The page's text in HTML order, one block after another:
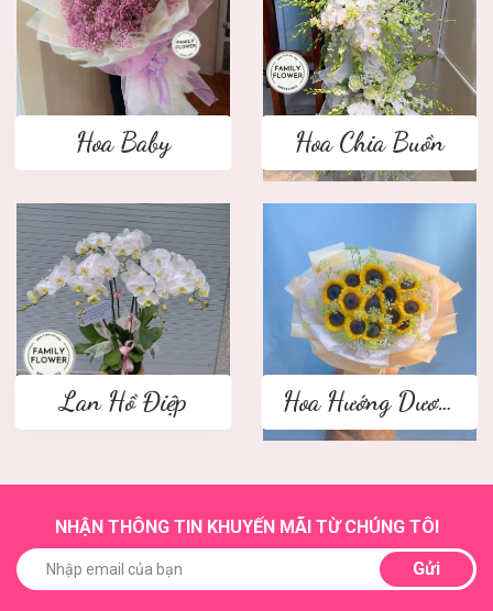
Hoa Baby Hoa Chia Buồn
Lan Hồ Điệp Hoa Hướng Dương
NHẬN THÔNG TIN KHUYẾN MÃI TỪ CHÚNG TÔI
Gửi